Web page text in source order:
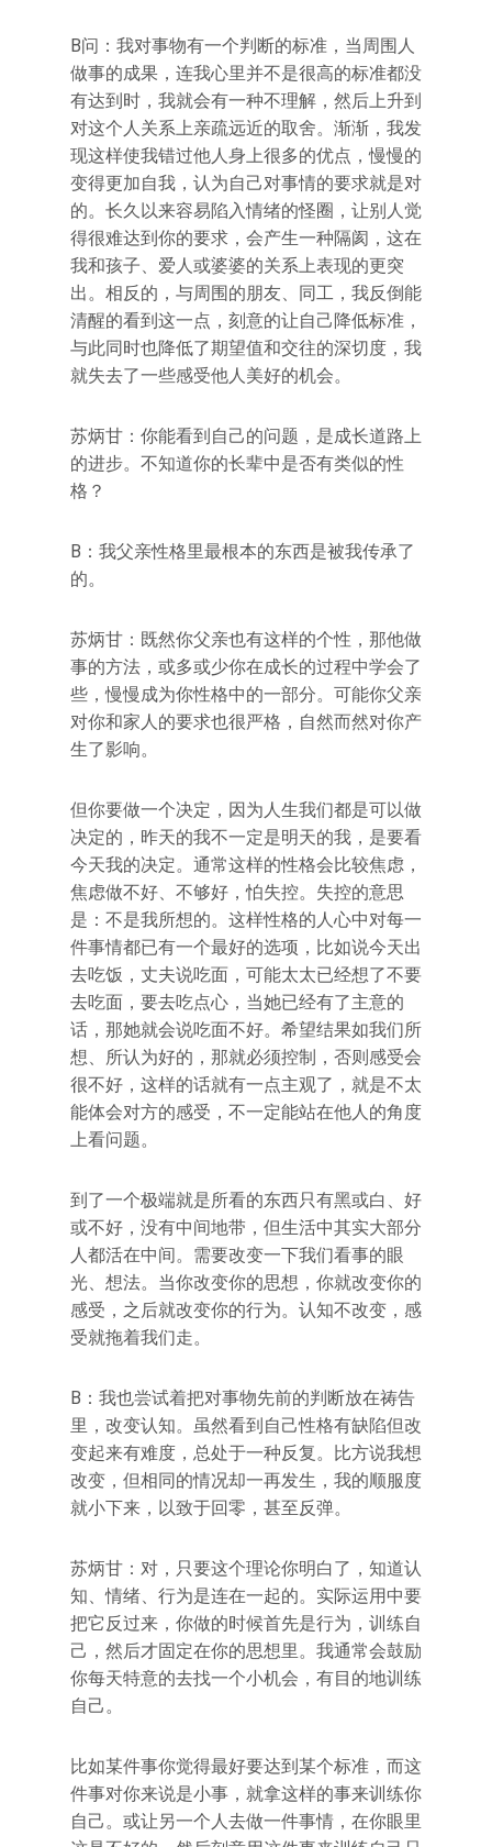
B问：我对事物有一个判断的标准，当周围人
做事的成果，连我心里并不是很高的标准都没
有达到时，我就会有一种不理解，然后上升到
对这个人关系上亲疏远近的取舍。渐渐，我发
现这样使我错过他人身上很多的优点，慢慢的
变得更加自我，认为自己对事情的要求就是对
的。长久以来容易陷入情绪的怪圈，让别人觉
得很难达到你的要求，会产生一种隔阂，这在
我和孩子、爱人或婆婆的关系上表现的更突
出。相反的，与周围的朋友、同工，我反倒能
清醒的看到这一点，刻意的让自己降低标准，
与此同时也降低了期望值和交往的深切度，我
就失去了一些感受他人美好的机会。
苏炳甘：你能看到自己的问题，是成长道路上
的进步。不知道你的长辈中是否有类似的性
格？
B：我父亲性格里最根本的东西是被我传承了
的。
苏炳甘：既然你父亲也有这样的个性，那他做
事的方法，或多或少你在成长的过程中学会了
些，慢慢成为你性格中的一部分。可能你父亲
对你和家人的要求也很严格，自然而然对你产
生了影响。
但你要做一个决定，因为人生我们都是可以做
决定的，昨天的我不一定是明天的我，是要看
今天我的决定。通常这样的性格会比较焦虑，
焦虑做不好、不够好，怕失控。失控的意思
是：不是我所想的。这样性格的人心中对每一
件事情都已有一个最好的选项，比如说今天出
去吃饭，丈夫说吃面，可能太太已经想了不要
去吃面，要去吃点心，当她已经有了主意的
话，那她就会说吃面不好。希望结果如我们所
想、所认为好的，那就必须控制，否则感受会
很不好，这样的话就有一点主观了，就是不太
能体会对方的感受，不一定能站在他人的角度
上看问题。
到了一个极端就是所看的东西只有黑或白、好
或不好，没有中间地带，但生活中其实大部分
人都活在中间。需要改变一下我们看事的眼
光、想法。当你改变你的思想，你就改变你的
感受，之后就改变你的行为。认知不改变，感
受就拖着我们走。
B：我也尝试着把对事物先前的判断放在祷告
里，改变认知。虽然看到自己性格有缺陷但改
变起来有难度，总处于一种反复。比方说我想
改变，但相同的情况却一再发生，我的顺服度
就小下来，以致于回零，甚至反弹。
苏炳甘：对，只要这个理论你明白了，知道认
知、情绪、行为是连在一起的。实际运用中要
把它反过来，你做的时候首先是行为，训练自
己，然后才固定在你的思想里。我通常会鼓励
你每天特意的去找一个小机会，有目的地训练
自己。
比如某件事你觉得最好要达到某个标准，而这
件事对你来说是小事，就拿这样的事来训练你
自己。或让另一个人去做一件事情，在你眼里